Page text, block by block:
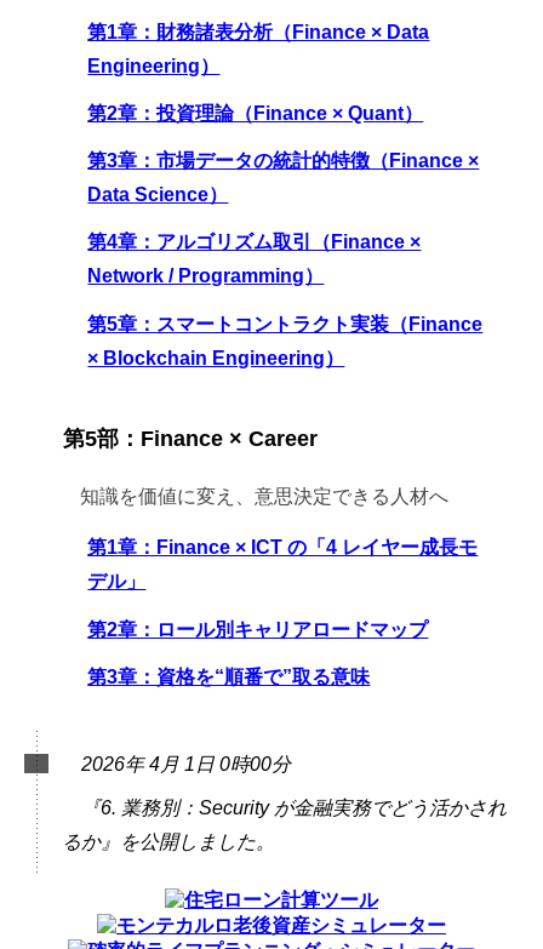
第1章：財務諸表分析（Finance × Data
Engineering）
第2章：投資理論（Finance × Quant）
第3章：市場データの統計的特徴（Finance ×
Data Science）
第4章：アルゴリズム取引（Finance ×
Network / Programming）
第5章：スマートコントラクト実装（Finance
× Blockchain Engineering）
第5部：Finance × Career
知識を価値に変え、意思決定できる人材へ
第1章：Finance × ICT の「4 レイヤー成長モ
デル」
第2章：ロール別キャリアロードマップ
第3章：資格を“順番で”取る意味
2026年 4月 1日 0時00分
『6. 業務別：Security が金融実務でどう活かされ
るか』を公開しました。